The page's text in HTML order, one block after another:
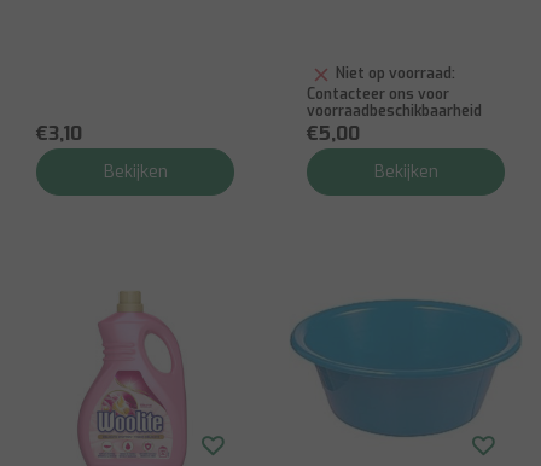
€3,10
Bekijken
Niet op voorraad:
Contacteer ons voor
voorraadbeschikbaarheid
€5,00
Bekijken